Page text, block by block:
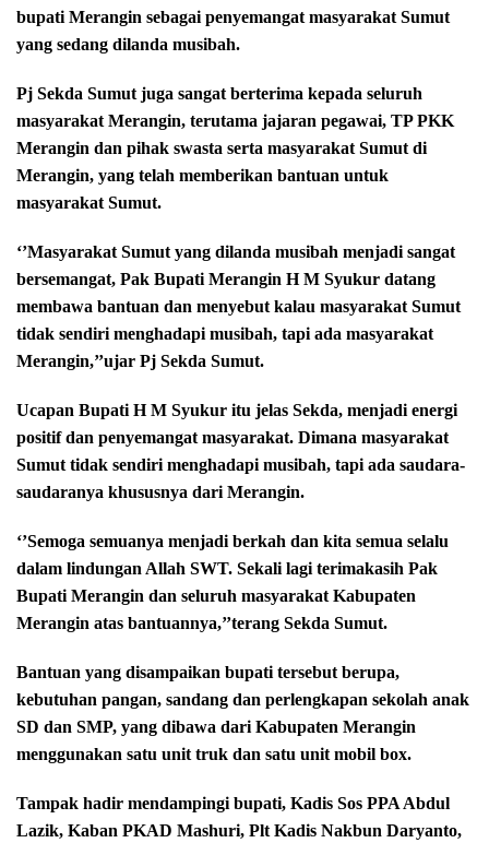
bupati Merangin sebagai penyemangat masyarakat Sumut
yang sedang dilanda musibah.
Pj Sekda Sumut juga sangat berterima kepada seluruh
masyarakat Merangin, terutama jajaran pegawai, TP PKK
Merangin dan pihak swasta serta masyarakat Sumut di
Merangin, yang telah memberikan bantuan untuk
masyarakat Sumut.
‘’Masyarakat Sumut yang dilanda musibah menjadi sangat
bersemangat, Pak Bupati Merangin H M Syukur datang
membawa bantuan dan menyebut kalau masyarakat Sumut
tidak sendiri menghadapi musibah, tapi ada masyarakat
Merangin,’’ujar Pj Sekda Sumut.
Ucapan Bupati H M Syukur itu jelas Sekda, menjadi energi
positif dan penyemangat masyarakat. Dimana masyarakat
Sumut tidak sendiri menghadapi musibah, tapi ada saudara-
saudaranya khususnya dari Merangin.
‘’Semoga semuanya menjadi berkah dan kita semua selalu
dalam lindungan Allah SWT. Sekali lagi terimakasih Pak
Bupati Merangin dan seluruh masyarakat Kabupaten
Merangin atas bantuannya,’’terang Sekda Sumut.
Bantuan yang disampaikan bupati tersebut berupa,
kebutuhan pangan, sandang dan perlengkapan sekolah anak
SD dan SMP, yang dibawa dari Kabupaten Merangin
menggunakan satu unit truk dan satu unit mobil box.
Tampak hadir mendampingi bupati, Kadis Sos PPA Abdul
Lazik, Kaban PKAD Mashuri, Plt Kadis Nakbun Daryanto,